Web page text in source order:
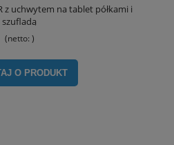
z uchwytem na tablet półkami i
szufladą
(netto: )
O PRODUKT